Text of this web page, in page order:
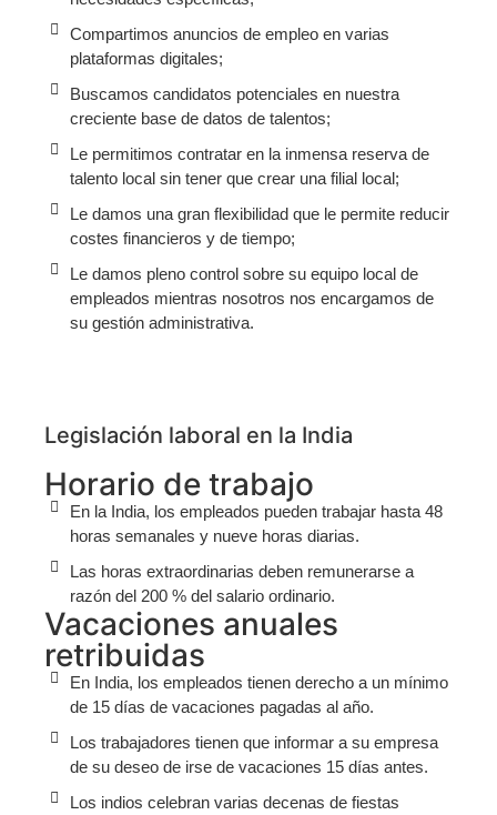
Compartimos anuncios de empleo en varias
plataformas digitales;
Buscamos candidatos potenciales en nuestra
creciente base de datos de talentos;
Le permitimos contratar en la inmensa reserva de
talento local sin tener que crear una filial local;
Le damos una gran flexibilidad que le permite reducir
costes financieros y de tiempo;
Le damos pleno control sobre su equipo local de
empleados mientras nosotros nos encargamos de
su gestión administrativa.
Legislación laboral en la India
Horario de trabajo
En la India, los empleados pueden trabajar hasta 48
horas semanales y nueve horas diarias.
Las horas extraordinarias deben remunerarse a
razón del 200 % del salario ordinario.
Vacaciones anuales
retribuidas
En India, los empleados tienen derecho a un mínimo
de 15 días de vacaciones pagadas al año.
Los trabajadores tienen que informar a su empresa
de su deseo de irse de vacaciones 15 días antes.
Los indios celebran varias decenas de fiestas